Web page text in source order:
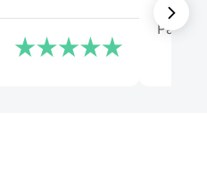
Patricia